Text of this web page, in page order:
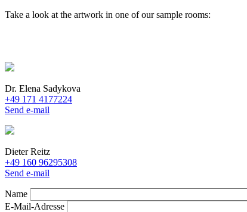
Take a look at the artwork in one of our sample rooms:
Dr. Elena Sadykova
+49 171 4177224
Send e-mail
Dieter Reitz
+49 160 96295308
Send e-mail
Name
E-Mail-Adresse